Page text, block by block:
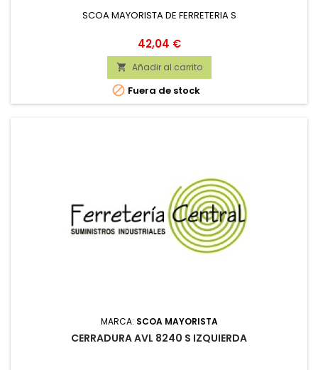
SCOA MAYORISTA DE FERRETERIA S
Precio
42,04 €
 Añadir al carrito
 Fuera de stock
MARCA: SCOA MAYORISTA
CERRADURA AVL 8240 S IZQUIERDA